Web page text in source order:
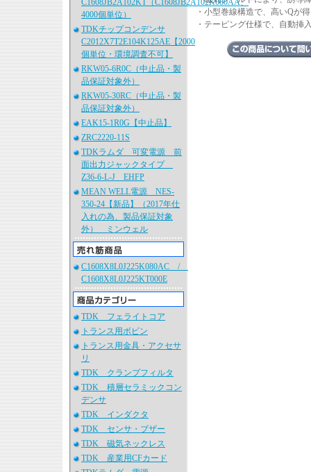
C1608JB2A102KT（C1608JB2A102K080AA、
4000個単位）
TDKチップコンデンサ
C2012X7T2E104K125AE【2000
個単位・環境調査不可】
RKW05-6R0C（中止品・製
品保証対象外）
RKW05-30RC（中止品・製
品保証対象外）
EAK15-1R0G【中止品】
ZRC2220-11S
TDKラムダ 可変電源 前
面出力ジャックタイプ
Z36-6-L-J EHFP
MEAN WELL電源 NES-
350-24【新品】（2017年仕
入れの為、製品保証対象
外） ミンウェル
C1608X8L0J225K080AC /
C1608X8L0J225KT000E
TDK フェライトコア
トランス用ボビン
トランス用金具・アクセサ
リ
TDK クランプフィルタ
TDK 積層セラミックコン
デンサ
TDK インダクタ
TDK センサ・ブザー
TDK 磁気ネックレス
TDK 産業用CFカード
・小型巻線構造で、高いQが
・テーピング仕様で、自動挿